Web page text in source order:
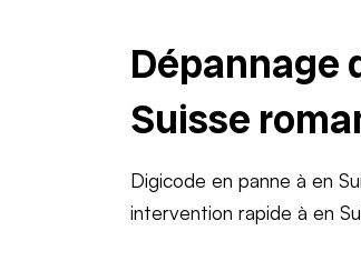
Dépannage
Suisse
Digicode en panne à en
intervention rapide à en